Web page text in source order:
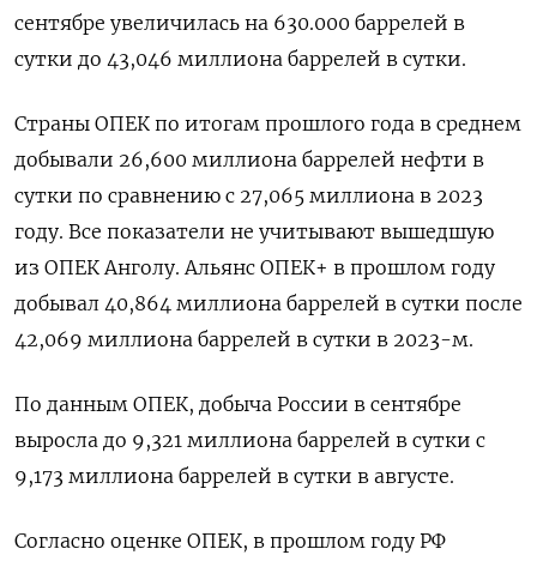
сентябре увеличилась на 630.000 баррелей в
сутки до 43,046 миллиона баррелей в сутки.
Страны ОПЕК по итогам прошлого года в среднем
добывали 26,600 миллиона баррелей нефти в
сутки по сравнению с 27,065 миллиона в 2023
году. Все показатели не учитывают вышедшую
из ОПЕК Анголу. Альянс ОПЕК+ в прошлом году
добывал 40,864 миллиона баррелей в сутки после
42,069 миллиона баррелей в сутки в 2023-м.
По данным ОПЕК, добыча России в сентябре
выросла до 9,321 миллиона баррелей в сутки c
9,173 миллиона баррелей в сутки в августе.
Согласно оценке ОПЕК, в прошлом году РФ